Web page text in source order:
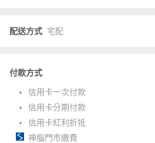
配送方式 宅配
付款方式
信用卡一次付款
信用卡分期付款
信用卡紅利折抵
神腦門市繳費